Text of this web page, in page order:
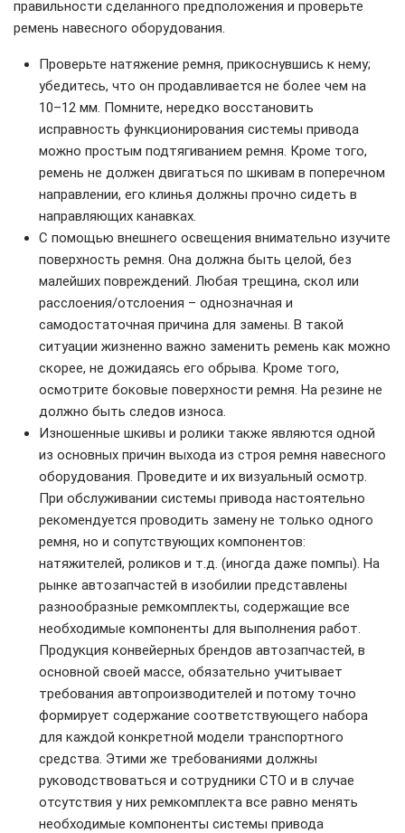
правильности сделанного предположения и проверьте
ремень навесного оборудования.
Проверьте натяжение ремня, прикоснувшись к нему;
убедитесь, что он продавливается не более чем на
10–12 мм. Помните, нередко восстановить
исправность функционирования системы привода
можно простым подтягиванием ремня. Кроме того,
ремень не должен двигаться по шкивам в поперечном
направлении, его клинья должны прочно сидеть в
направляющих канавках.
С помощью внешнего освещения внимательно изучите
поверхность ремня. Она должна быть целой, без
малейших повреждений. Любая трещина, скол или
расслоения/отслоения – однозначная и
самодостаточная причина для замены. В такой
ситуации жизненно важно заменить ремень как можно
скорее, не дожидаясь его обрыва. Кроме того,
осмотрите боковые поверхности ремня. На резине не
должно быть следов износа.
Изношенные шкивы и ролики также являются одной
из основных причин выхода из строя ремня навесного
оборудования. Проведите и их визуальный осмотр.
При обслуживании системы привода настоятельно
рекомендуется проводить замену не только одного
ремня, но и сопутствующих компонентов:
натяжителей, роликов и т.д. (иногда даже помпы). На
рынке автозапчастей в изобилии представлены
разнообразные ремкомплекты, содержащие все
необходимые компоненты для выполнения работ.
Продукция конвейерных брендов автозапчастей, в
основной своей массе, обязательно учитывает
требования автопроизводителей и потому точно
формирует содержание соответствующего набора
для каждой конкретной модели транспортного
средства. Этими же требованиями должны
руководствоваться и сотрудники СТО и в случае
отсутствия у них ремкомплекта все равно менять
необходимые компоненты системы привода